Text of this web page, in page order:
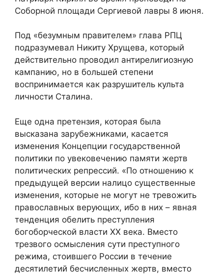
Соборной площади Сергиевой лавры 8 июня.
Под «безумным правителем» глава РПЦ
подразумевал Никиту Хрущева, который
действительно проводил антирелигиозную
кампанию, но в большей степени
воспринимается как разрушитель культа
личности Сталина.
Еще одна претензия, которая была
высказана зарубежниками, касается
изменения Концепции государственной
политики по увековечению памяти жертв
политических репрессий. «По отношению к
предыдущей версии налицо существенные
изменения, которые не могут не тревожить
православных верующих, ибо в них – явная
тенденция обелить преступления
богоборческой власти ХХ века. Вместо
трезвого осмысления сути преступного
режима, стоившего России в течение
десятилетий бесчисленных жертв, вместо